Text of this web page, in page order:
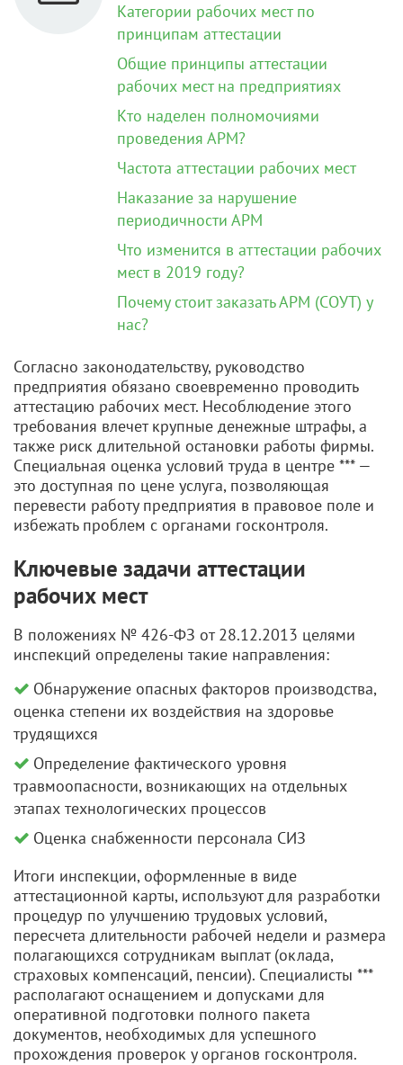
Категории рабочих мест по
принципам аттестации
Общие принципы аттестации
рабочих мест на предприятиях
Кто наделен полномочиями
проведения АРМ?
Частота аттестации рабочих мест
Наказание за нарушение
периодичности АРМ
Что изменится в аттестации рабочих
мест в 2019 году?
Почему стоит заказать АРМ (СОУТ) у
нас?
Согласно законодательству, руководство
предприятия обязано своевременно проводить
аттестацию рабочих мест. Несоблюдение этого
требования влечет крупные денежные штрафы, а
также риск длительной остановки работы фирмы.
Специальная оценка условий труда в центре *** —
это доступная по цене услуга, позволяющая
перевести работу предприятия в правовое поле и
избежать проблем с органами госконтроля.
Ключевые задачи аттестации
рабочих мест
В положениях № 426-ФЗ от 28.12.2013 целями
инспекций определены такие направления:
Обнаружение опасных факторов производства,
оценка степени их воздействия на здоровье
трудящихся
Определение фактического уровня
травмоопасности, возникающих на отдельных
этапах технологических процессов
Оценка снабженности персонала СИЗ
Итоги инспекции, оформленные в виде
аттестационной карты, используют для разработки
процедур по улучшению трудовых условий,
пересчета длительности рабочей недели и размера
полагающихся сотрудникам выплат (оклада,
страховых компенсаций, пенсии). Специалисты ***
располагают оснащением и допусками для
оперативной подготовки полного пакета
документов, необходимых для успешного
прохождения проверок у органов госконтроля.